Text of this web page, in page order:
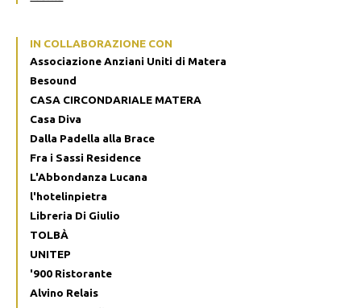
IN COLLABORAZIONE CON
Associazione Anziani Uniti di Matera
Besound
CASA CIRCONDARIALE MATERA
Casa Diva
Dalla Padella alla Brace
Fra i Sassi Residence
L'Abbondanza Lucana
l'hotelinpietra
Libreria Di Giulio
TOLBÀ
UNITEP
'900 Ristorante
Alvino Relais